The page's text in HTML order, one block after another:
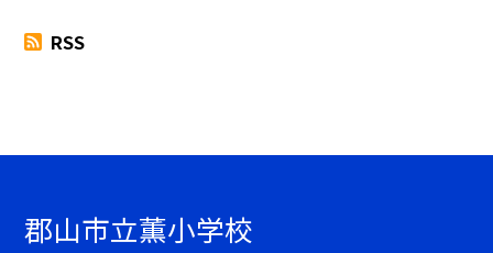
RSS
郡山市立薫小学校